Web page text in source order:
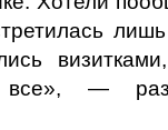
—